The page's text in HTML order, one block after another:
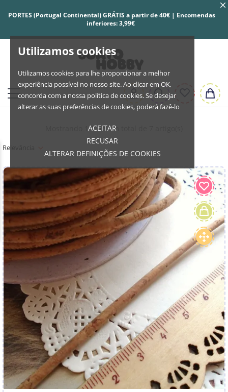
Utilizamos cookies
Utilizamos cookies para lhe proporcionar a melhor
experiência possível no nosso site. Ao clicar em OK,
concorda com a nossa política de cookies. Se desejar
alterar as suas preferências de cookies, poderá fazê-lo
ACEITAR
RECUSAR
ALTERAR DEFINIÇÕES DE COOKIES
PORTES (Portugal Continental) GRÁTIS a partir de 40€ | Encomendas
inferiores: 3,99€
Relevância
Mostrando 1-7 de um total de 7 artigo(s)